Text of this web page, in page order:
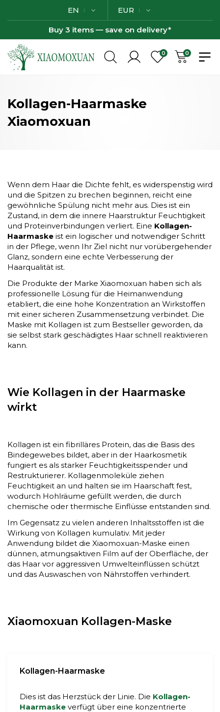
EN EUR
Buy 3 items — save on delivery*
0 0
Kollagen-Haarmaske
Xiaomoxuan
Wenn dem Haar die Dichte fehlt, es widerspenstig wird
und die Spitzen zu brechen beginnen, reicht eine
gewöhnliche Spülung nicht mehr aus. Dies ist ein
Zustand, in dem die innere Haarstruktur Feuchtigkeit
und Proteinverbindungen verliert. Eine Kollagen-
Haarmaske ist ein logischer und notwendiger Schritt
in der Pflege, wenn Ihr Ziel nicht nur vorübergehender
Glanz, sondern eine echte Verbesserung der
Haarqualität ist.
Die Produkte der Marke Xiaomoxuan haben sich als
professionelle Lösung für die Heimanwendung
etabliert, die eine hohe Konzentration an Wirkstoffen
mit einer sicheren Zusammensetzung verbindet. Die
Maske mit Kollagen ist zum Bestseller geworden, da
sie selbst stark geschädigtes Haar schnell reaktivieren
kann.
Wie Kollagen in der Haarmaske
wirkt
Kollagen ist ein fibrilläres Protein, das die Basis des
Bindegewebes bildet, aber in der Haarkosmetik
fungiert es als starker Feuchtigkeitsspender und
Restrukturierer. Kollagenmoleküle ziehen
Feuchtigkeit an und halten sie im Haarschaft fest,
wodurch Hohlräume gefüllt werden, die durch
chemische oder thermische Einflüsse entstanden sind.
Im Gegensatz zu vielen anderen Inhaltsstoffen ist die
Wirkung von Kollagen kumulativ. Mit jeder
Anwendung bildet die Xiaomoxuan-Maske einen
dünnen, atmungsaktiven Film auf der Oberfläche, der
das Haar vor aggressiven Umwelteinflüssen schützt
und das Auswaschen von Nährstoffen verhindert.
Xiaomoxuan Kollagen-Maske
Kollagen-Haarmaske
Dies ist das Herzstück der Linie. Die Kollagen-
Haarmaske verfügt über eine konzentrierte